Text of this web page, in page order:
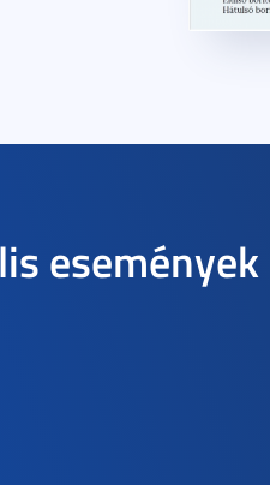
események